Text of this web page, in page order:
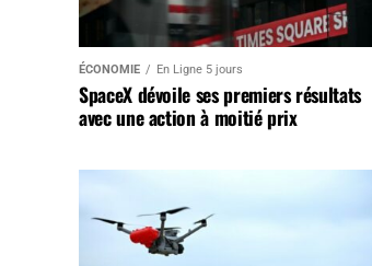
ÉCONOMIE En Ligne 5 jours
SpaceX dévoile ses premiers résultats
avec une action à moitié prix